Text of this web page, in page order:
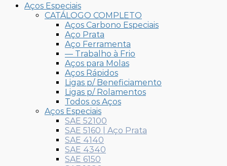
Aços Especiais
CATÁLOGO COMPLETO
Aços Carbono Especiais
Aço Prata
Aço Ferramenta
— Trabalho à Frio
Aços para Molas
Aços Rápidos
Ligas p/ Beneficiamento
Ligas p/ Rolamentos
Todos os Aços
Aços Especiais
SAE 52100
SAE 5160 | Aço Prata
SAE 4140
SAE 4340
SAE 6150